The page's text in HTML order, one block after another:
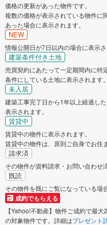
価格の更新があった物件です。
複数の価格が表示されている物件に
あった場合に表示されます。
NEW
情報公開日が7日以内の場合に表示さ
建築条件付き土地
売買契約にあたって一定期間内に特
条件にしている土地に表示されます。
未入居
建築工事完了日から1年以上経過し
表示されます。
賃貸中
賃貸中の物件に表示されます。
賃貸中の物件は、原則ご自身でお住
請求済
その物件が資料請求・お問い合わせ
既読
その物件を既にご覧になっている場
成約でもらえる
【Yahoo!不動産】物件ご成約で最
の対象物件です。詳細はプレゼント